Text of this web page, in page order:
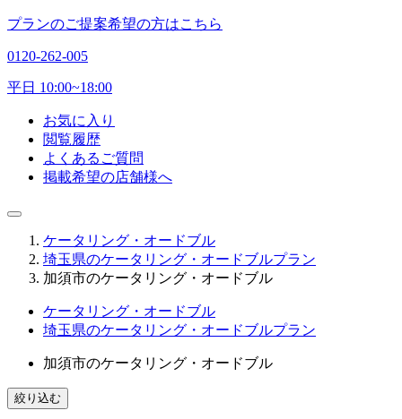
プランのご提案希望の方はこちら
0120-262-005
平日 10:00~18:00
お気に入り
閲覧履歴
よくあるご質問
掲載希望の店舗様へ
ケータリング・オードブル
埼玉県のケータリング・オードブルプラン
加須市のケータリング・オードブル
ケータリング・オードブル
埼玉県のケータリング・オードブルプラン
加須市のケータリング・オードブル
絞り込む